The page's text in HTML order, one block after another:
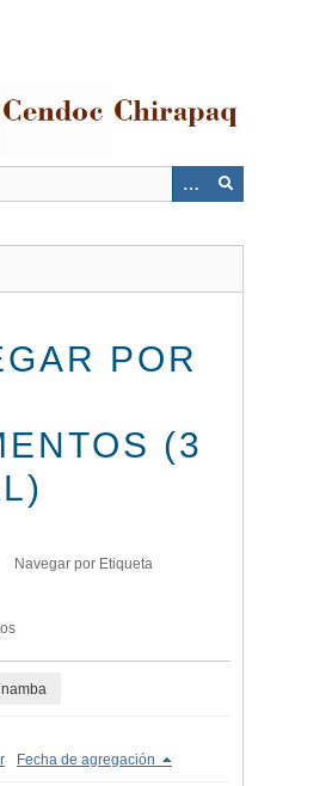
POR
(3
Navegar por Etiqueta
Fecha de agregación